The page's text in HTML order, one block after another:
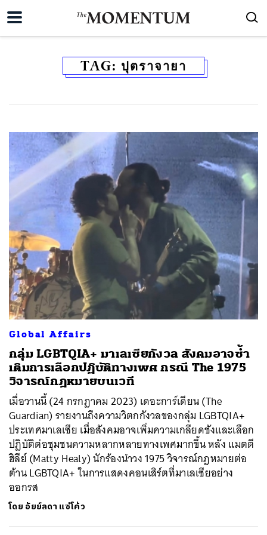
TAG: ปุตราจายา
Global Affairs
กลุ่ม LGBTQIA+ มาเลเซียกังวล สังคมอาจซ้ำ
เติมการเลือกปฏิบัติทางเพศ กรณี The 1975
วิจารณ์กฎหมายบนเวที
เมื่อวานนี้ (24 กรกฎาคม 2023) เดอะการ์เดียน (The
Guardian) รายงานถึงความวิตกกังวลของกลุ่ม LGBTQIA+
ประเทศมาเลเซีย เมื่อสังคมอาจเพิ่มความเกลียดชังและเลือก
ปฏิบัติต่อชุมชนความหลากหลายทางเพศมากขึ้น หลัง แมตตี
ฮิลีย์ (Matty Healy) นักร้องนำวง 1975 วิจารณ์กฎหมายต่อ
ต้าน LGBTQIA+ ในการแสดงคอนเสิร์ตที่มาเลเซียอย่าง
ออกรส
โดย อัยย์ลดา แซ่โค้ว
ค้นหา